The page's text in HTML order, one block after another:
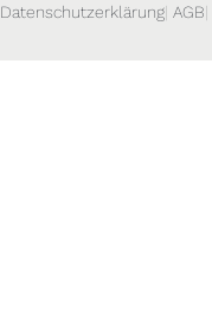
Datenschutzerklärung AGB